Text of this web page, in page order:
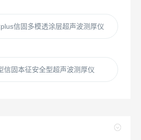
信固多模透涂层超声波测厚仪
信固本征安全型超声波测厚仪